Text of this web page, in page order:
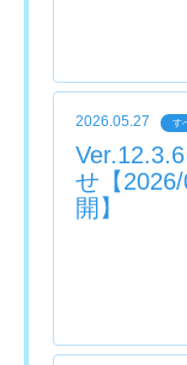
2026.05.27 す
せ【
開】